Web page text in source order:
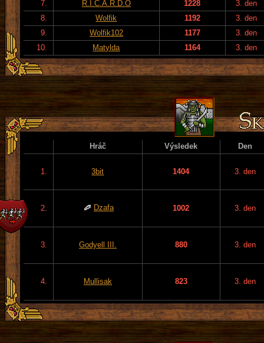
7.
R.I.C.A.R.D.O 1228
3. den
8.
Wolfik 1192
3. den
9.
Wolfik102 1177
3. den
10.
Matylda 1164 3. den
Hráč Výsledek Den
1. 3bit 1404 3. den
2. Dzafa 1002 3. den
3. Godyell III. 880 3. den
4. Mullisak 823 3. den